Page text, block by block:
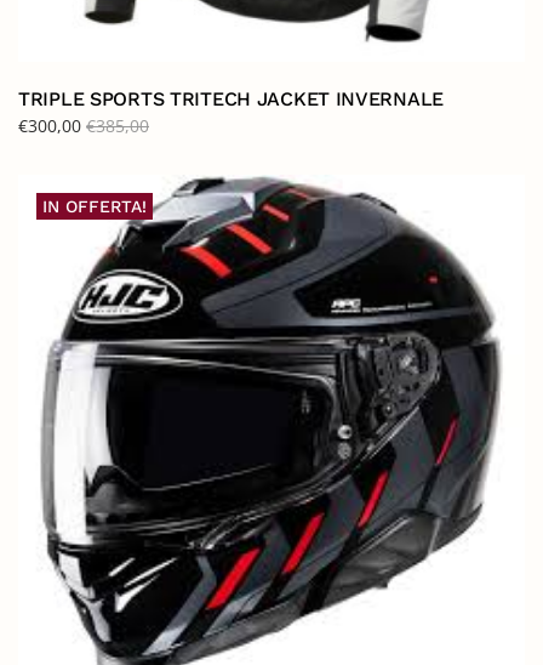
TRIPLE SPORTS TRITECH JACKET INVERNALE
€300,00 €385,00
IN OFFERTA!